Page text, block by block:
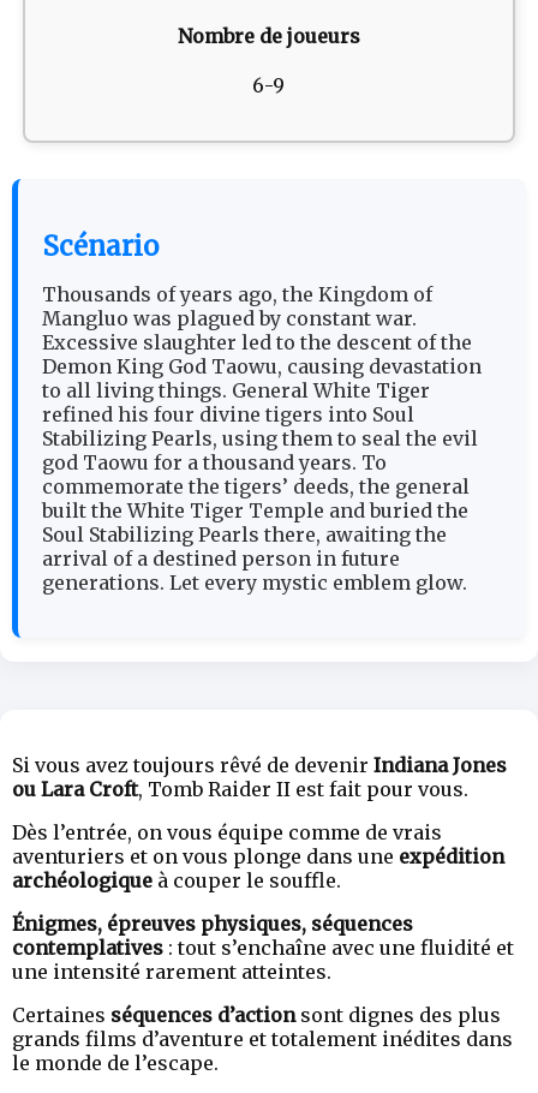
Nombre de joueurs
6-9
Scénario
Thousands of years ago, the Kingdom of
Mangluo was plagued by constant war.
Excessive slaughter led to the descent of the
Demon King God Taowu, causing devastation
to all living things. General White Tiger
refined his four divine tigers into Soul
Stabilizing Pearls, using them to seal the evil
god Taowu for a thousand years. To
commemorate the tigers’ deeds, the general
built the White Tiger Temple and buried the
Soul Stabilizing Pearls there, awaiting the
arrival of a destined person in future
generations. Let every mystic emblem glow.
Si vous avez toujours rêvé de devenir Indiana Jones
ou Lara Croft, Tomb Raider II est fait pour vous.
Dès l’entrée, on vous équipe comme de vrais
aventuriers et on vous plonge dans une expédition
archéologique à couper le souffle.
Énigmes, épreuves physiques, séquences
contemplatives : tout s’enchaîne avec une fluidité et
une intensité rarement atteintes.
Certaines séquences d’actionsont dignes des plus
grands films d’aventure et totalement inédites dans
le monde de l’escape.